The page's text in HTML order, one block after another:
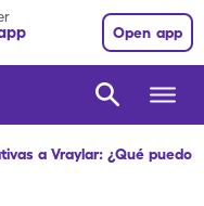
Open app
a Vraylar: ¿Qué puedo